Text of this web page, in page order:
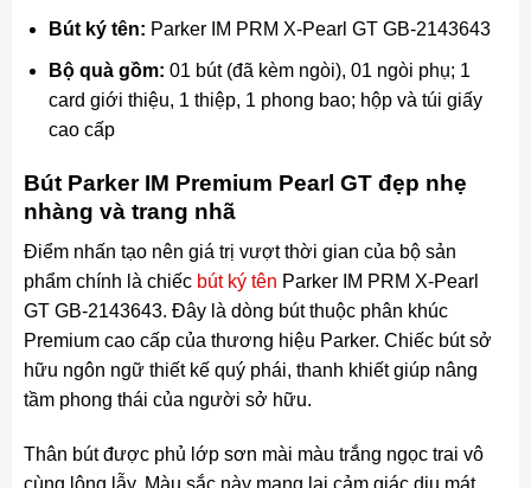
Bút ký tên: Parker IM PRM X-Pearl GT GB-2143643
Bộ quà gồm: 01 bút (đã kèm ngòi), 01 ngòi phụ; 1
card giới thiệu, 1 thiệp, 1 phong bao; hộp và túi giấy
cao cấp
Bút Parker IM Premium Pearl GT đẹp nhẹ
nhàng và trang nhã
Điểm nhấn tạo nên giá trị vượt thời gian của bộ sản
phẩm chính là chiếc bút ký tên Parker IM PRM X-Pearl
GT GB-2143643. Đây là dòng bút thuộc phân khúc
Premium cao cấp của thương hiệu Parker. Chiếc bút sở
hữu ngôn ngữ thiết kế quý phái, thanh khiết giúp nâng
tầm phong thái của người sở hữu.
Thân bút được phủ lớp sơn mài màu trắng ngọc trai vô
cùng lộng lẫy. Màu sắc này mang lại cảm giác dịu mát,